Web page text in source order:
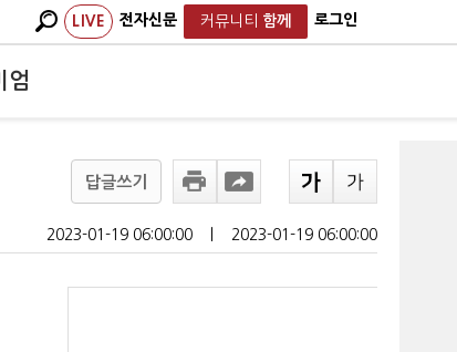
LIVE 전자신문 커뮤니티 함께 로그인
엄
답글쓰기
2023-01-19 06:00:00 2023-01-19 06:00:00